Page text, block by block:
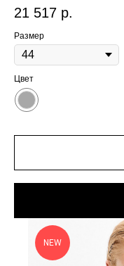
21 517 р.
Размер
Цвет
NEW